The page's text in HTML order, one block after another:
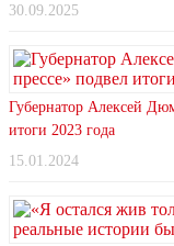
30.09.2025
Губернатор Алексей
итоги 2023 года
15.01.2024